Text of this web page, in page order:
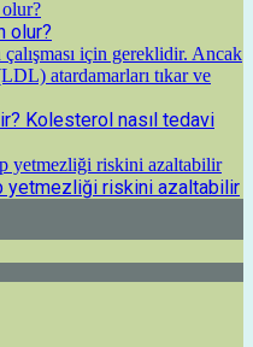
olur?
Kolesterol nasıl tedavi
yetmezliği riskini azaltabilir